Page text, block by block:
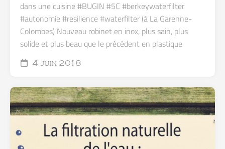
dans une cuisine #BUGIN #5C #berkeywaterfilter
#autonomie #resilience #waterfilter (à La Garenne-
Colombes) Nouveau robinet en inox, plus sain, plus
solide et plus beau que le précédent en plastique
4 juin 2018